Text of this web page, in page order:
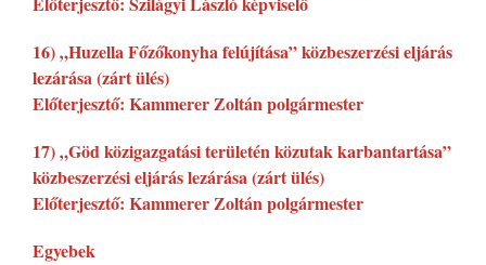
16) „Huzella Főzőkonyha felújítása” közbeszerzési eljárás
lezárása (zárt ülés)
Előterjesztő: Kammerer Zoltán polgármester
17) „Göd közigazgatási területén közutak karbantartása”
közbeszerzési eljárás lezárása (zárt ülés)
Előterjesztő: Kammerer Zoltán polgármester
Egyebek